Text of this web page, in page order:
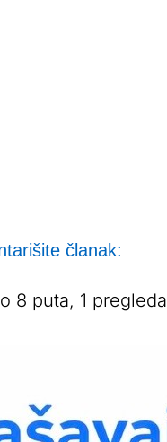
članak:
8 puta, 1 pregleda